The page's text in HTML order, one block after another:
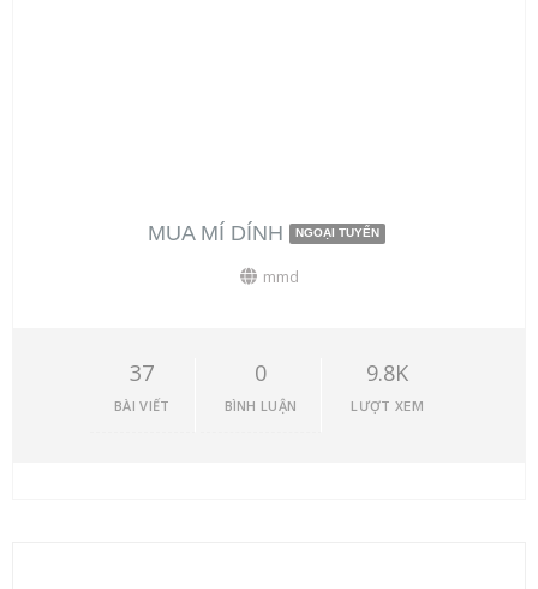
MUA MÍ DÍNH NGOẠI TUYẾN
mmd
37
BÀI VIẾT
0
BÌNH LUẬN
9.8K
LƯỢT XEM